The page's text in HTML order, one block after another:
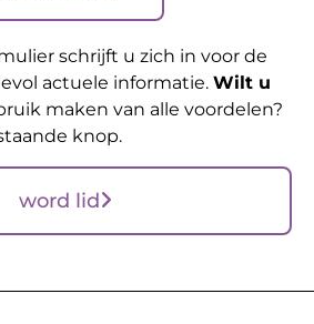
schrijft u zich in voor de
actuele informatie. Wilt u
maken van alle voordelen?
knop.
word lid